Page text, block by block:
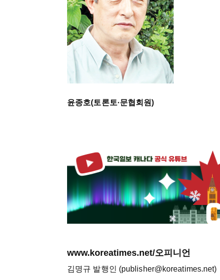
윤종호(토론토·문협회원)
www.koreatimes.net/오피니언
김명규 발행인 (publisher@koreatimes.net)